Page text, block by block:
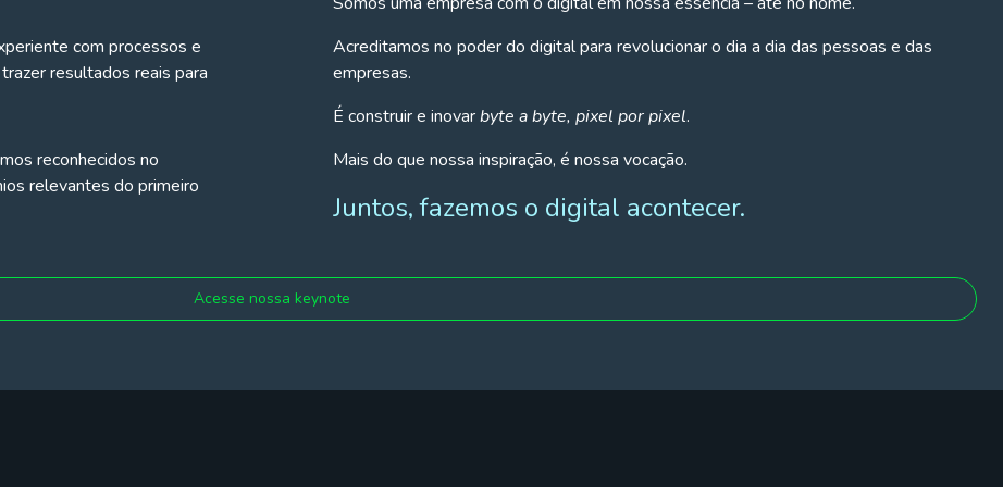
com processos e
resultados reais para
reconhecidos no
relevantes do primeiro
Acreditamos no poder do digital para revolucionar o dia a dia das pessoas e das
empresas.
É construir e inovarbyte a byte, pixel por pixel.
Mais do que nossa inspiração, é nossa vocação.
Juntos, fazemos o digital acontecer.
Acesse nossa keynote